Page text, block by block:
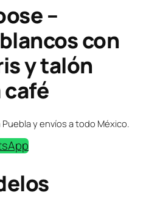
–
con
y talón
y envíos a todo México.